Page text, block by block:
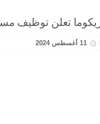
11 أغسطس 2024